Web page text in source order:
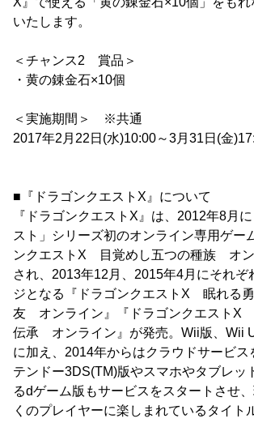
いたします。
＜チャンス2 賞品＞
・黄の錬金石×10個
＜実施期間＞ ※共通
2017年2月22日(水)10:00～3月31日(金
■『ドラゴンクエストX』について
『ドラゴンクエストX』は、2012年8月
スト」シリーズ初のオンライン専用ゲー
ンクエストX 目覚めし五つの種族 オン
され、2013年12月、2015年4月にそれぞ
ジとなる『ドラゴンクエストX 眠れる
友 オンライン』『ドラゴンクエストX
伝承 オンライン』が発売。Wii版、Wii
に加え、2014年からはクラウドサービス
テンドー3DS(TM)版やスマホやタブレッ
るdゲーム版もサービスをスタートさせ
くのプレイヤーに楽しまれているタイト